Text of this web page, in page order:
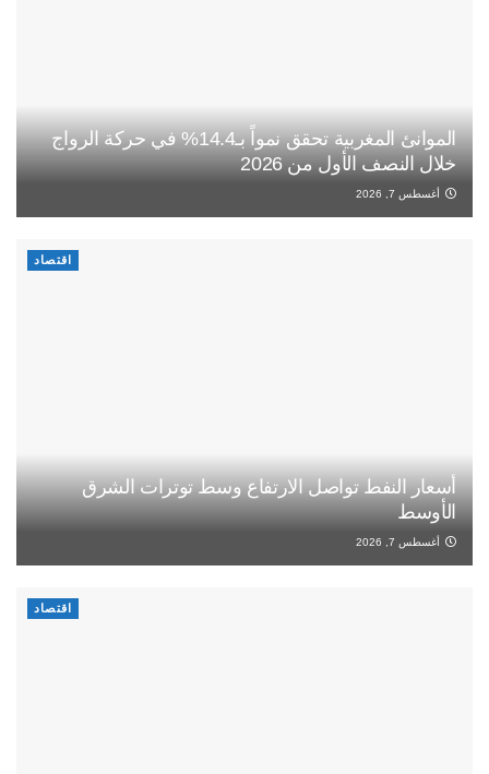
الموانئ المغربية تحقق نمواً بـ14.4% في حركة الرواج
خلال النصف الأول من 2026
أغسطس 7, 2026
اقتصاد
أسعار النفط تواصل الارتفاع وسط توترات الشرق
الأوسط
أغسطس 7, 2026
اقتصاد